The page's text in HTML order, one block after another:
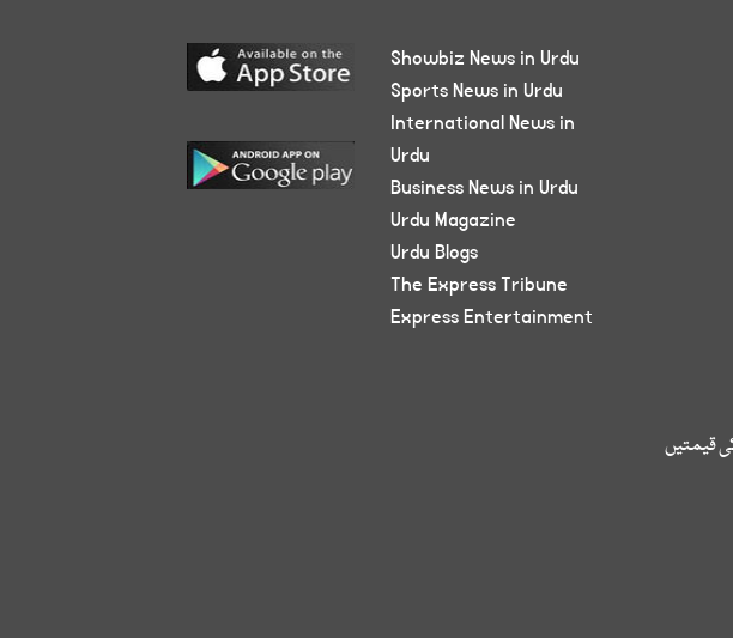
قیمتیں
Showbiz News in Urdu
Sports News in Urdu
International News in
Urdu
Business News in Urdu
Urdu Magazine
Urdu Blogs
The Express Tribune
Express Entertainment